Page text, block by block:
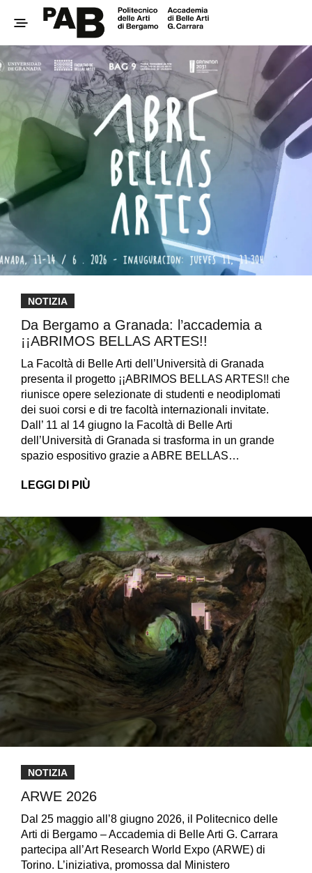
NOTIZIA
Da Bergamo a Granada: l’accademia a
¡¡ABRIMOS BELLAS ARTES!!
La Facoltà di Belle Arti dell’Università di Granada
presenta il progetto ¡¡ABRIMOS BELLAS ARTES!! che
riunisce opere selezionate di studenti e neodiplomati
dei suoi corsi e di tre facoltà internazionali invitate.
Dall’ 11 al 14 giugno la Facoltà di Belle Arti
dell’Università di Granada si trasforma in un grande
spazio espositivo grazie a ABRE BELLAS…
LEGGI DI PIÙ
NOTIZIA
ARWE 2026
Dal 25 maggio all’8 giugno 2026, il Politecnico delle
Arti di Bergamo – Accademia di Belle Arti G. Carrara
partecipa all’Art Research World Expo (ARWE) di
Torino. L’iniziativa, promossa dal Ministero